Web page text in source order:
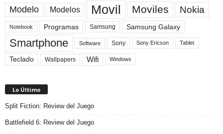
Modelo Modelos Movil Moviles Nokia
Notebook Programas Samsung Samsung Galaxy
Smartphone Software Sony Sony Ericson Tablet
Teclado Wallpapers Wifi Windows
Lo Último
Split Fiction: Review del Juego
Battlefield 6: Review del Juego